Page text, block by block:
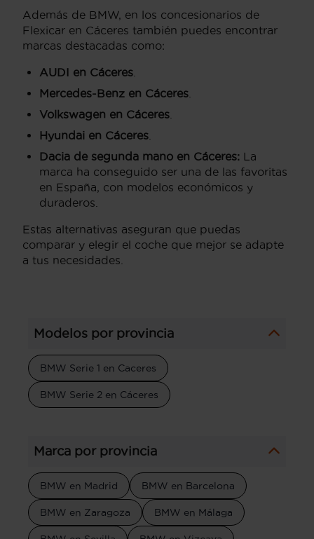
Además de BMW, en los concesionarios de
Flexicar en Cáceres también puedes encontrar
marcas destacadas como:
AUDI en Cáceres
Mercedes-Benz en Cáceres
Volkswagen en Cáceres
Hyundai en Cáceres
Dacia de segunda mano en Cáceres: La
marca ha conseguido ser una de las favoritas
en España, con modelos económicos y
duraderos.
Estas alternativas aseguran que puedas
comparar y elegir el coche que mejor se adapte
a tus necesidades.
Modelos por provincia
BMW Serie 1 en Caceres
BMW Serie 2 en Cáceres
Marca por provincia
BMW en Madrid BMW en Barcelona
BMW en Zaragoza BMW en Málaga